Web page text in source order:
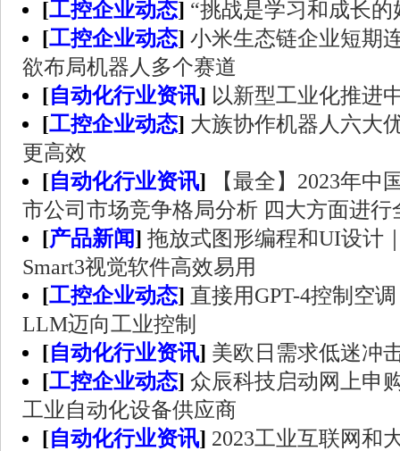
[工控企业动态] “挑战是学习和成长的
[工控企业动态] 小米生态链企业短期
欲布局机器人多个赛道
[自动化行业资讯] 以新型工业化推进
[工控企业动态] 大族协作机器人六大
更高效
[自动化行业资讯]
【最全】2023年中
市公司市场竞争格局分析 四大方面进行
[产品新闻] 拖放式图形编程和UI设计
Smart3视觉软件高效易用
[工控企业动态] 直接用GPT-4控制空
LLM迈向工业控制
[自动化行业资讯] 美欧日需求低迷冲
[工控企业动态] 众辰科技启动网上申
工业自动化设备供应商
[自动化行业资讯] 2023工业互联网和